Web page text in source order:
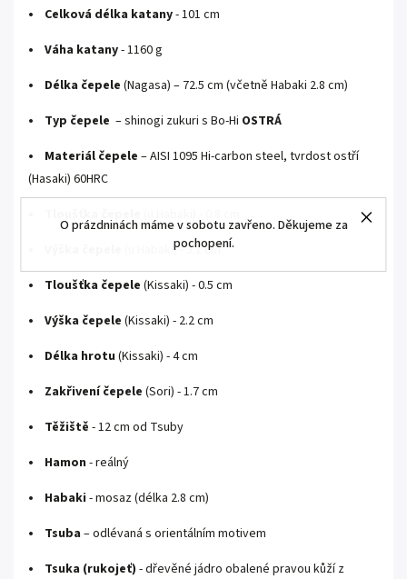
O prázdninách máme v sobotu zavřeno. Děkujeme za
pochopení.
• Celková délka katany- 101 cm
• Váha katany- 1160 g
• Délka čepele (Nagasa) – 72.5 cm (včetně Habaki 2.8 cm)
• Typ čepele – shinogi zukuri s Bo-Hi OSTRÁ
• Materiál čepele – AISI 1095 Hi-carbon steel, tvrdost ostří
(Hasaki) 60HRC
(u Habaki) - 3.1 cm
• Tloušťka čepele (Kissaki) - 0.5 cm
• Výška čepele (Kissaki) - 2.2 cm
• Délka hrotu (Kissaki) - 4 cm
• Zakřivení čepele (Sori) - 1.7 cm
• Těžiště - 12 cm od Tsuby
• Hamon - reálný
• Habaki - mosaz (délka 2.8 cm)
• Tsuba – odlévaná s orientálním motivem
• Tsuka (rukojeť) - dřevěné jádro obalené pravou kůží z